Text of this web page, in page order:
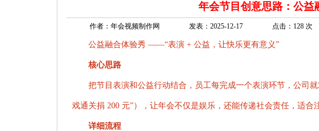
年会节目创意思路：公益
作者：年会视频制作网 发表：2025-12-17 点击：128 次
公益融合体验秀 ——“表演 + 公益，让快乐更有意义”
核心思路
把节目表演和公益行动结合，员工每完成一个表演环节，公司
戏通关捐 200 元”），让年会不仅是娱乐，还能传递社会责任，适合
详细流程